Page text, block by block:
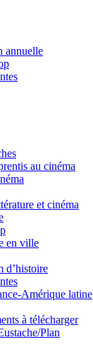
annuelle
au cinéma
et cinéma
en ville
d’histoire
Amérique latine
à télécharger
Plan